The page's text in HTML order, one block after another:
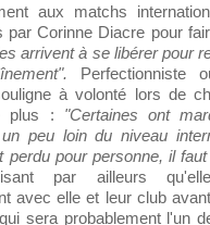
par Corinne Diacre pour
arrivent à se libérer pour
Perfectionniste
à volonté lors de
plus : "Certaines ont
peu loin du niveau
perdu pour personne, il
par ailleurs
avec elle et leur club
sera probablement l'un